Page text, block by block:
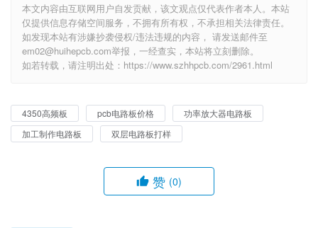
本文内容由互联网用户自发贡献，该文观点仅代表作者本人。本站
仅提供信息存储空间服务，不拥有所有权，不承担相关法律责任。
如发现本站有涉嫌抄袭侵权/违法违规的内容， 请发送邮件至
em02@huihepcb.com举报，一经查实，本站将立刻删除。
如若转载，请注明出处：https://www.szhhpcb.com/2961.html
4350高频板 pcb电路板价格
功率放大器电路板
加工制作电路板
双层电路板打样
赞 (0)